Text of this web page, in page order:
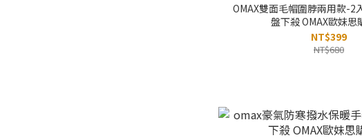
OMAX雙面毛帽圍脖兩用款-2
盤下殺 OMAX歐妹思
NT$399
NT$680